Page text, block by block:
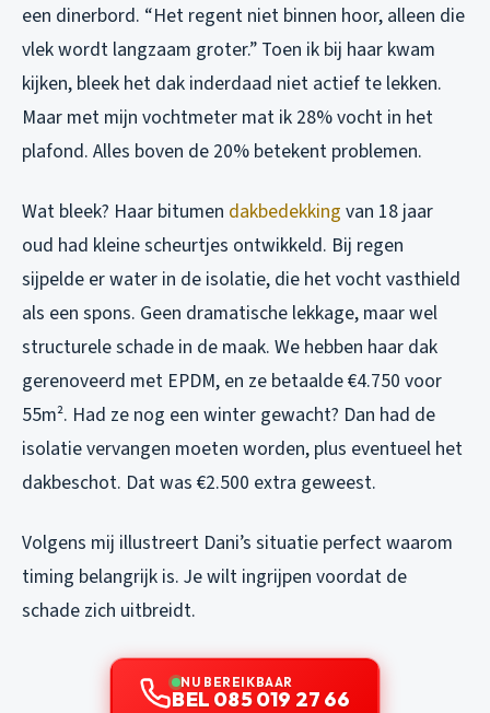
een dinerbord. “Het regent niet binnen hoor, alleen die
vlek wordt langzaam groter.” Toen ik bij haar kwam
kijken, bleek het dak inderdaad niet actief te lekken.
Maar met mijn vochtmeter mat ik 28% vocht in het
plafond. Alles boven de 20% betekent problemen.
Wat bleek? Haar bitumen dakbedekking van 18 jaar
oud had kleine scheurtjes ontwikkeld. Bij regen
sijpelde er water in de isolatie, die het vocht vasthield
als een spons. Geen dramatische lekkage, maar wel
structurele schade in de maak. We hebben haar dak
gerenoveerd met EPDM, en ze betaalde €4.750 voor
55m². Had ze nog een winter gewacht? Dan had de
isolatie vervangen moeten worden, plus eventueel het
dakbeschot. Dat was €2.500 extra geweest.
Volgens mij illustreert Dani’s situatie perfect waarom
timing belangrijk is. Je wilt ingrijpen voordat de
schade zich uitbreidt.
NU BEREIKBAAR
BEL 085 019 27 66